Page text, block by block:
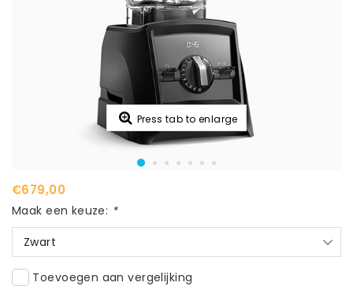
Press tab to enlarge
€679,00
Maak een keuze: *
Zwart
Toevoegen aan vergelijking